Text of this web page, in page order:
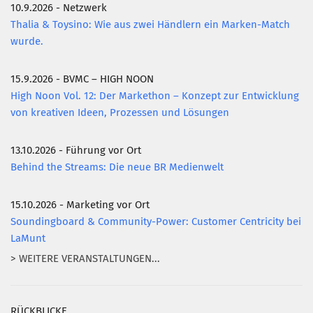
10.9.2026 - Netzwerk
Thalia & Toysino: Wie aus zwei Händlern ein Marken-Match
wurde.
15.9.2026 - BVMC – HIGH NOON
High Noon Vol. 12: Der Markethon – Konzept zur Entwicklung
von kreativen Ideen, Prozessen und Lösungen
13.10.2026 - Führung vor Ort
Behind the Streams: Die neue BR Medienwelt
15.10.2026 - Marketing vor Ort
Soundingboard & Community-Power: Customer Centricity bei
LaMunt
> WEITERE VERANSTALTUNGEN...